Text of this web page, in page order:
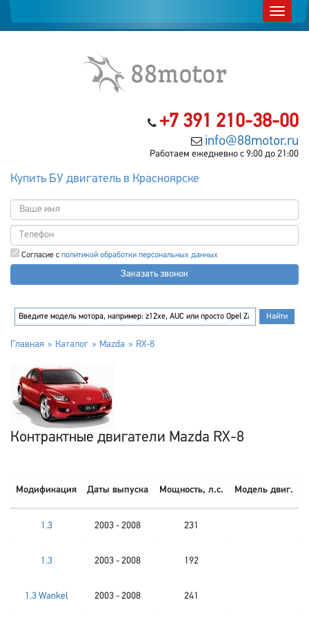
+7 391 210-38-00
info@88motor.ru
Работаем ежедневно с 9:00 до 21:00
Купить БУ двигатель в Красноярске
Согласие с политикой обработки персональных данных
Заказать звонок
Главная Каталог Mazda RX-8
Контрактные двигатели Mazda RX-8
Модификация Даты выпуска Мощность, л.с. Модель двиг.
1.3 2003 - 2008 231
1.3 2003 - 2008 192
1.3 Wankel 2003 - 2008 241